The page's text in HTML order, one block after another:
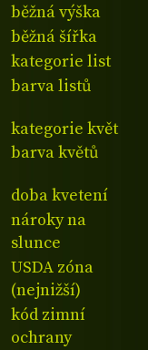
běžná výška
běžná šířka
kategorie list
barva listů
kategorie květ
barva květů
doba kvetení
nároky na
slunce
USDA zóna
(nejnižší)
kód zimní
ochrany